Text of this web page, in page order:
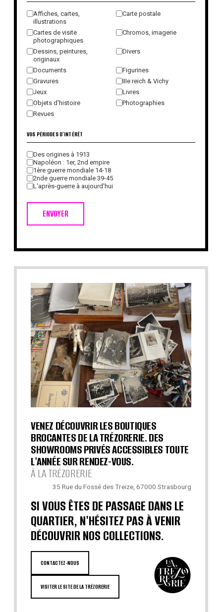
Affiches, cartes,
illustrations
Carte postale
Cartes de visite
photographiques
Chromos, imagerie
Dessins, peintures,
originaux
Divers
Documents
Figurines
Gravures
IIIe reich & Vichy
Jeux
Livres
Objets d'histoire
Photographies
Revues
ENVOYER
VOS PÉRIODES D'INTÉRÊT
Des origines à 1913
Napoléon : 1er, 2nd empire
1ère guerre mondiale 14-18
2nde guerre mondiale 39-45
L'après-guerre à aujourd'hui
VENEZ DÉCOUVRIR LES BOUTIQUES
BROCANTES DE LA TRÉZORERIE. DES
SHOWROOMS PRIVÉS ACCESSIBLES TOUTE
L'ANNÉE SUR RENDEZ-VOUS.
À LA TRÉZORERIE
35 Rue du Fossé des Treize, 67000 Strasbourg
SI VOUS ÊTES DE PASSAGE DANS LE
QUARTIER, N'HÉSITEZ PAS À VENIR
DÉCOUVRIR NOS COLLECTIONS.
CONTACTEZ-NOUS
VISITER LE SITE DE LA TRÉZORERIE